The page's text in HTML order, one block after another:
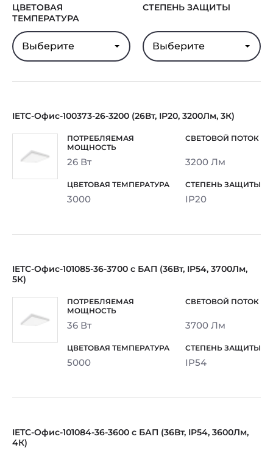
ЦВЕТОВАЯ
ТЕМПЕРАТУРА
Выберите
СТЕПЕНЬ ЗАЩИТЫ
Выберите
IETC-Офис-100373-26-3200 (26Вт, IP20, 3200Лм, 3К)
26 Вт 3200 Лм
3000 IP20
IETC-Офис-101085-36-3700 с БАП (36Вт, IP54, 3700Лм,
5К)
36 Вт 3700 Лм
5000 IP54
IETC-Офис-101084-36-3600 с БАП (36Вт, IP54, 3600Лм,
4К)